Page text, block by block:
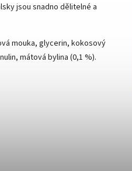
jsou snadno dělitelné a
mouka, glycerin, kokosový
mátová bylina (0,1 %).